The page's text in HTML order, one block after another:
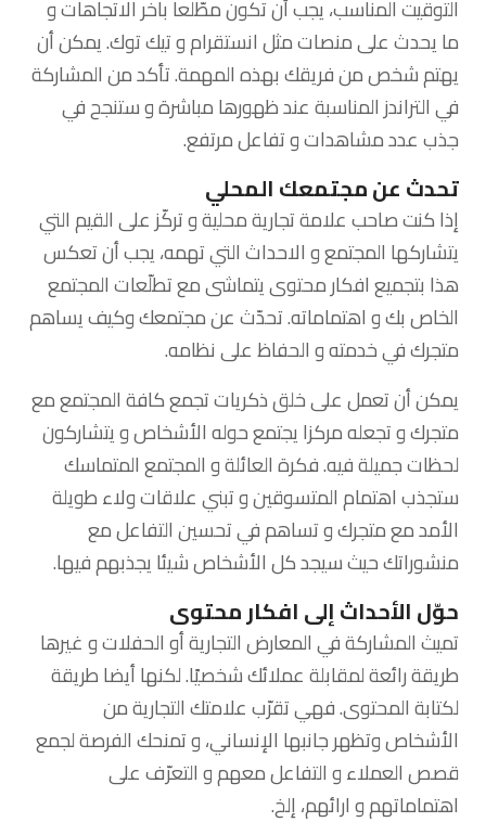
التوقيت المناسب، يجب أن تكون مطّلعا باخر الاتجاهات و
ما يحدث على منصات مثل انستقرام و تيك توك. يمكن أن
يهتم شخص من فريقك بهذه المهمة. تأكد من المشاركة
في التراندز المناسبة عند ظهورها مباشرة و ستنجح في
جذب عدد مشاهدات و تفاعل مرتفع.
تحدث عن مجتمعك المحلي
إذا كنت صاحب علامة تجارية محلية و تركّز على القيم التي
يتشاركها المجتمع و الاحداث التي تهمه، يجب أن تعكس
هذا بتجميع افكار محتوى يتماشى مع تطلّعات المجتمع
الخاص بك و اهتماماته. تحدّث عن مجتمعك وكيف يساهم
متجرك في خدمته و الحفاظ على نظامه.
يمكن أن تعمل على خلق ذكريات تجمع كافة المجتمع مع
متجرك و تجعله مركزا يجتمع حوله الأشخاص و يتشاركون
لحظات جميلة فيه. فكرة العائلة و المجتمع المتماسك
ستجذب اهتمام المتسوقين و تبني علاقات ولاء طويلة
الأمد مع متجرك و تساهم في تحسين التفاعل مع
منشوراتك حيث سيجد كل الأشخاص شيئا يجذبهم فيها.
حوّل الأحداث إلى افكار محتوى
تميث المشاركة في المعارض التجارية أو الحفلات و غيرها
طريقة رائعة لمقابلة عملائك شخصيًا. لكنها أيضا طريقة
لكتابة المحتوى. فهي تقرّب علامتك التجارية من
الأشخاص وتظهر جانبها الإنساني، و تمنحك الفرصة لجمع
قصص العملاء و التفاعل معهم و التعرّف على
اهتماماتهم و ارائهم، إلخ.